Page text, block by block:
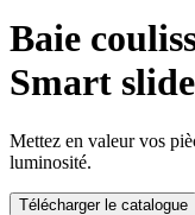
Baie
Smart
Mettez en valeur vos
luminosité.
Télécharger le catalogue